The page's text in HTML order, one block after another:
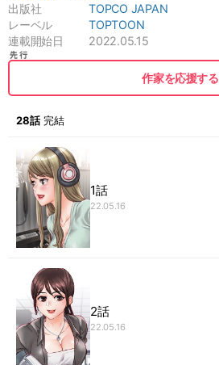
出版社
TOPCO JAPAN
レーベル
TOPTOON
連載開始日
2022.05.15
作家を応援する
28話 完結
1話
22.05.16
2話
22.05.16